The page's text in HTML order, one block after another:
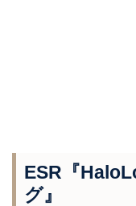
ESR『
グ』